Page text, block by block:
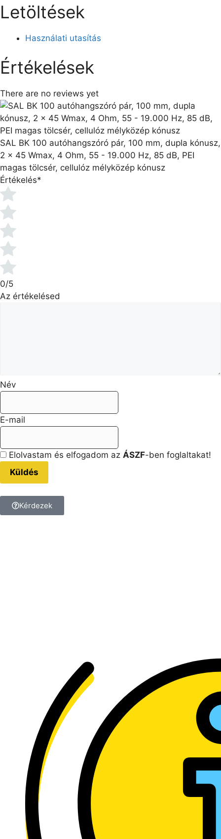
Letöltések
Használati utasítás
Értékelések
There are no reviews yet
SAL BK 100 autóhangszóró pár, 100 mm, dupla kónusz,
2 x 45 Wmax, 4 Ohm, 55 - 19.000 Hz, 85 dB, PEI
magas tölcsér, cellulóz mélyközép kónusz
Értékelés*
0/5
Az értékelésed
Név
E-mail
Elolvastam és elfogadom az ÁSZF-ben foglaltakat!
Küldés
Kérdezek